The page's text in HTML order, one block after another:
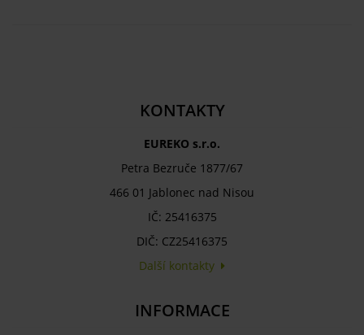
KONTAKTY
EUREKO s.r.o.
Petra Bezruče 1877/67
466 01 Jablonec nad Nisou
IČ: 25416375
DIČ: CZ25416375
Další kontakty
INFORMACE